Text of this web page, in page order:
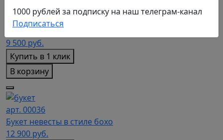
арт. 00035
Букет невесты с голубой гортензией и ягодами
9 500 руб.
Купить в 1 клик
В корзину
арт. 00036
Букет невесты в стиле бохо
12 900 руб.
1000 рублей за подписку на наш телеграм-канал
Подписаться